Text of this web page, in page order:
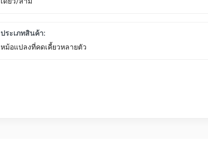
เดี่ยว/สาม
ประเภทสินค้า:
หม้อแปลงที่คดเคี้ยวหลายตัว